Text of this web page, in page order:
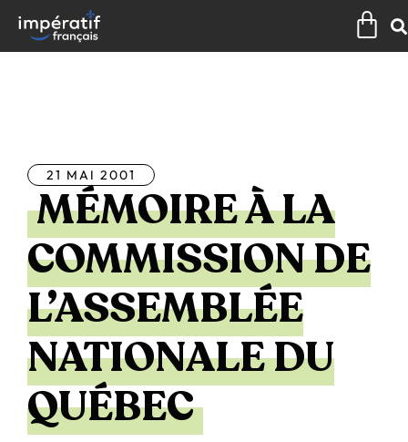
contenu
21 MAI 2001
MÉMOIRE À LA
COMMISSION DE
L’ASSEMBLÉE
NATIONALE DU
QUÉBEC